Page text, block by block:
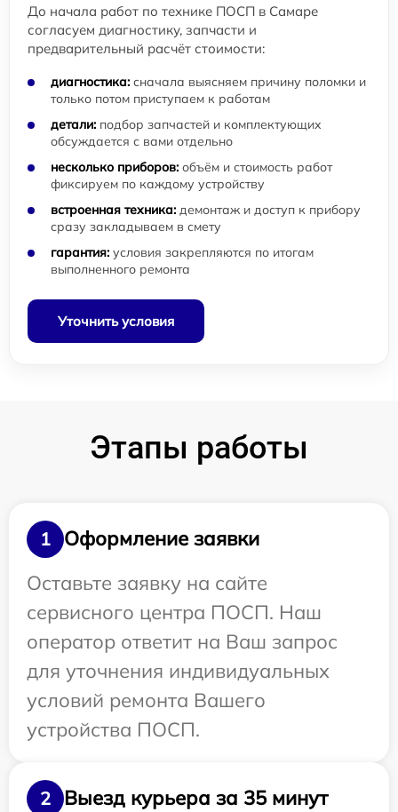
До начала работ по технике ПОСП в Самаре
согласуем диагностику, запчасти и
предварительный расчёт стоимости:
диагностика: сначала выясняем причину поломки и
только потом приступаем к работам
детали: подбор запчастей и комплектующих
обсуждается с вами отдельно
несколько приборов: объём и стоимость работ
фиксируем по каждому устройству
встроенная техника: демонтаж и доступ к прибору
сразу закладываем в смету
гарантия: условия закрепляются по итогам
выполненного ремонта
Уточнить условия
Этапы работы
1
Оформление заявки
Оставьте заявку на сайте
сервисного центра ПОСП. Наш
оператор ответит на Ваш запрос
для уточнения индивидуальных
условий ремонта Вашего
устройства ПОСП.
2
Выезд курьера за 35 минут